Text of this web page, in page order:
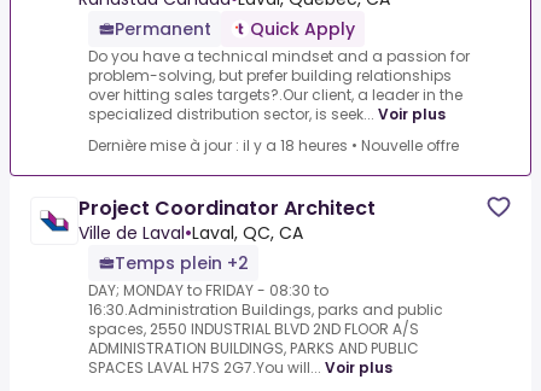
Permanent
Quick Apply
Do you have a technical mindset and a passion for
problem-solving, but prefer building relationships
over hitting sales targets?.Our client, a leader in the
specialized distribution sector, is seek... Voir plus
Dernière mise à jour : il y a 18 heures • Nouvelle offre
Project Coordinator Architect
Ville de Laval•Laval, QC, CA
Temps plein +2
DAY; MONDAY to FRIDAY - 08:30 to
16:30.Administration Buildings, parks and public
spaces, 2550 INDUSTRIAL BLVD 2ND FLOOR A/S
ADMINISTRATION BUILDINGS, PARKS AND PUBLIC
SPACES LAVAL H7S 2G7.You will... Voir plus